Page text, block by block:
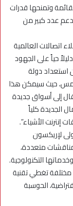
وتمنحها قدرات
عدد كبير من
اتصالات العالمية
حياً على الجهود
استعداد دولة
حيث سيمكن هذا
إلى أسواق جديدة
الجديدة كلياً
إنترنت الأشياء”.
لإريكسون
متعددة،
التكنولوجية.
مختلفة تغطي تقنية
الحوسبة